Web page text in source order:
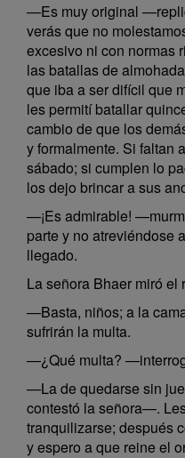
—Es muy original
verás que no
excesivo ni con normas
las batallas de
que iba a ser difícil que
les permití batallar
cambio de que los
y formalmente. Si faltan
sábado; si cumplen lo
los dejo brincar a sus
—¡Es admirable!
parte y no atreviéndose
llegado.
La señora Bhaer miró el
—Basta, niños; a la
sufrirán la multa.
—¿Qué multa?
—La de quedarse sin
contestó la señora—.
tranquilizarse; después
y espero a que reine el